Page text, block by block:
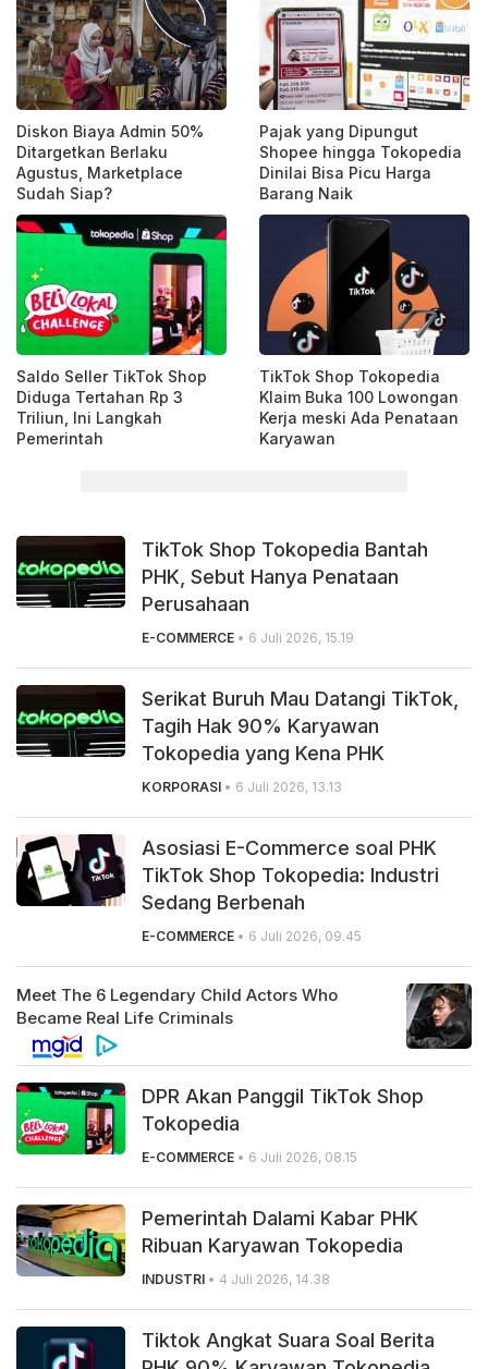
Diskon Biaya Admin 50%
Ditargetkan Berlaku
Agustus, Marketplace
Sudah Siap?
Pajak yang Dipungut
Shopee hingga Tokopedia
Dinilai Bisa Picu Harga
Barang Naik
Saldo Seller TikTok Shop
Diduga Tertahan Rp 3
Triliun, Ini Langkah
Pemerintah
TikTok Shop Tokopedia
Klaim Buka 100 Lowongan
Kerja meski Ada Penataan
Karyawan
TikTok Shop Tokopedia Bantah
PHK, Sebut Hanya Penataan
Perusahaan
E-COMMERCE • 6 Juli 2026, 15.19
Serikat Buruh Mau Datangi TikTok,
Tagih Hak 90% Karyawan
Tokopedia yang Kena PHK
KORPORASI • 6 Juli 2026, 13.13
Asosiasi E-Commerce soal PHK
TikTok Shop Tokopedia: Industri
Sedang Berbenah
E-COMMERCE • 6 Juli 2026, 09.45
DPR Akan Panggil TikTok Shop
Tokopedia
E-COMMERCE • 6 Juli 2026, 08.15
Pemerintah Dalami Kabar PHK
Ribuan Karyawan Tokopedia
INDUSTRI • 4 Juli 2026, 14.38
Tiktok Angkat Suara Soal Berita